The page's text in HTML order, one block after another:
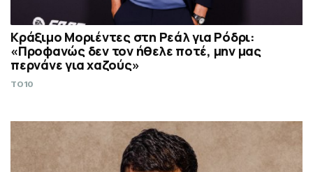
Κράξιμο Μοριέντες στη Ρεάλ για Ρόδρι:
«Προφανώς δεν τον ήθελε ποτέ, μην μας
περνάνε για χαζούς»
TO10